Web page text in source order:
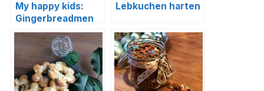
My happy kids:
Gingerbreadmen
cookies
Lebkuchen harten